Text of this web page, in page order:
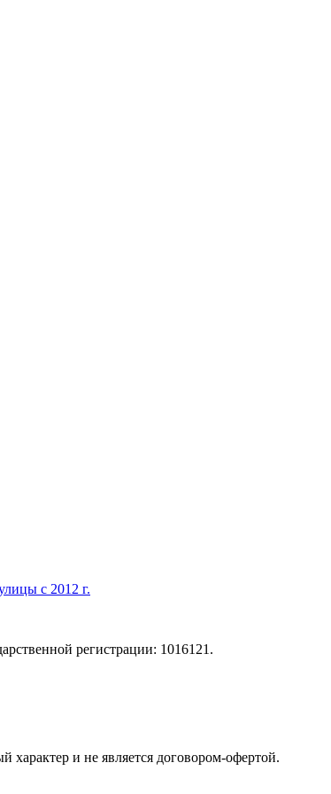
с 2012 г.
регистрации: 1016121.
и не является договором-офертой.